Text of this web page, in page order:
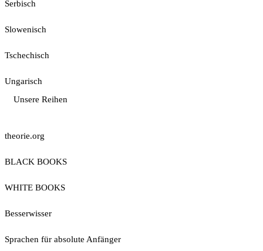
Serbisch
Slowenisch
Tschechisch
Ungarisch
Unsere Reihen
theorie.org
BLACK BOOKS
WHITE BOOKS
Besserwisser
Sprachen für absolute Anfänger